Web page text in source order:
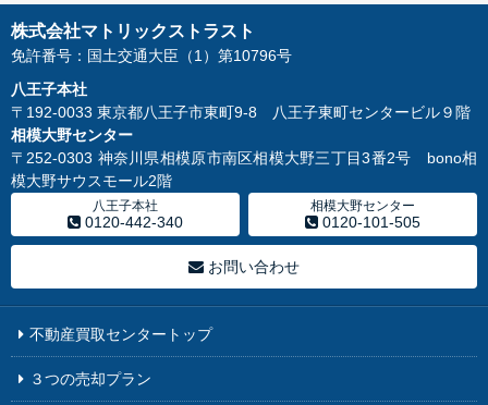
株式会社マトリックストラスト
免許番号：国土交通大臣（1）第10796号
八王子本社
〒192-0033 東京都八王子市東町9-8 八王子東町センタービル９階
相模大野センター
〒252-0303 神奈川県相模原市南区相模大野三丁目3番2号 bono相
模大野サウスモール2階
八王子本社
0120-442-340
相模大野センター
0120-101-505
お問い合わせ
不動産買取センタートップ
３つの売却プラン